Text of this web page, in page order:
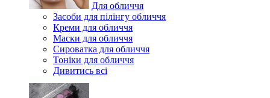
Для обличчя
Засоби для пілінгу обличчя
Креми для обличчя
Маски для обличчя
Сироватка для обличчя
Тоніки для обличчя
Дивитись всі